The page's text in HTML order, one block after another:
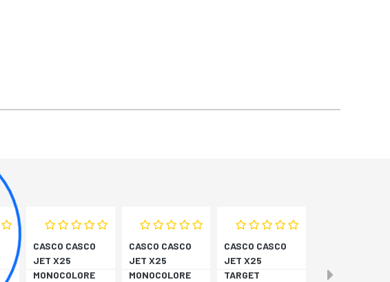
CASCO CASCO
JET X25
MONOCOLORE
CASCO CASCO
JET X25
MONOCOLORE
CASCO CASCO
JET X25
TARGET